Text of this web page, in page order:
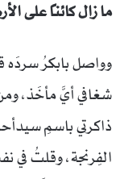
ما زال كائناً على
وواصل بابكرُ سردَه
شغافي أيَّ مأخَذ،
ذاكرتي باسمِ
الفِرنجة، وقلتُ